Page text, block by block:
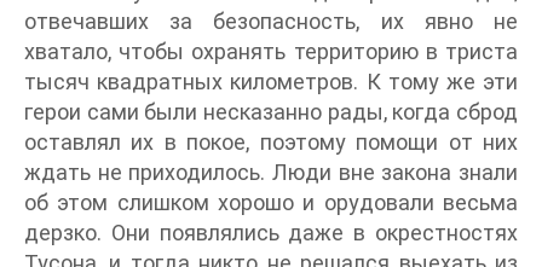
отвечавших за безопасность, их явно не
хватало, чтобы охранять территорию в триста
тысяч квадратных километров. К тому же эти
герои сами были несказанно рады, когда сброд
оставлял их в покое, поэтому помощи от них
ждать не приходилось. Люди вне закона знали
об этом слишком хорошо и орудовали весьма
дерзко. Они появлялись даже в окрестностях